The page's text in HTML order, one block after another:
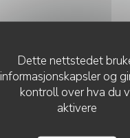
Dette nettstedet
informasjonskapsler og
kontroll over hva du
aktivere